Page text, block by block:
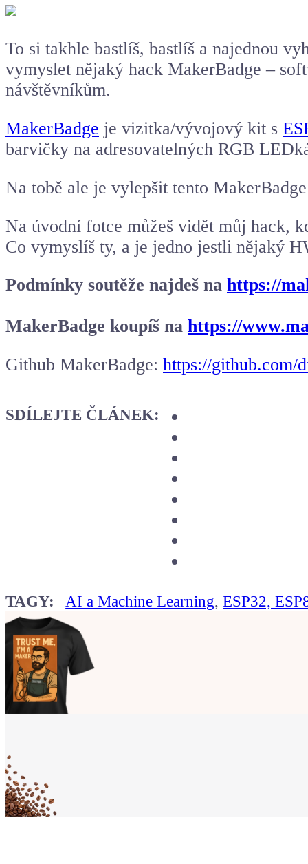
To si takhle bastlíš, bastlíš a najednou
vymyslet nějaký hack MakerBadge –
návštěvníkům.
MakerBadge je vizitka/vývojový kit s
barvičky na adresovatelných RGB
Na tobě ale je vylepšit tento
Na úvodní fotce můžeš vidět můj hack,
Co vymyslíš ty, a je jedno jestli nějaký
Podmínky soutěže najdeš na https://
MakerBadge koupíš na https://
Github MakerBadge: https://github.com/
SDÍLEJTE ČLÁNEK:
TAGY: AI a Machine Learning,ESP32,
že jsi Maker!
Koupit tričko